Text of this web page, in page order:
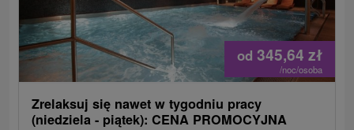
od 345,64 zł
/noc/osoba
Zrelaksuj się nawet w tygodniu pracy
(niedziela - piątek): CENA PROMOCYJNA